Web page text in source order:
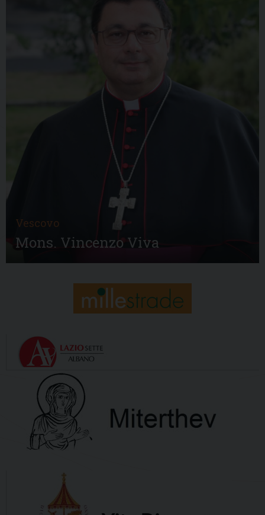
Vescovo
Mons. Vincenzo Viva